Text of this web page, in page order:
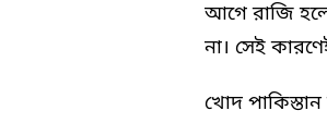
আগে রাজি
না। সেই
খোদ